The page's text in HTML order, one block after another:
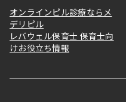
オンラインピル診療ならメ
デリピル
レバウェル保育士 保育士向
けお役立ち情報